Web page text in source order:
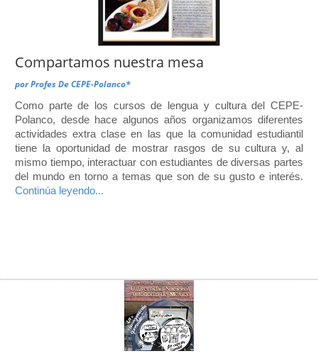
Compartamos nuestra mesa
porProfes De CEPE-Polanco*
Como parte de los cursos de lengua y cultura del CEPE-
Polanco, desde hace algunos años organizamos diferentes
actividades extra clase en las que la comunidad estudiantil
tiene la oportunidad de mostrar rasgos de su cultura y, al
mismo tiempo, interactuar con estudiantes de diversas partes
del mundo en torno a temas que son de su gusto e interés.
Continúa leyendo...